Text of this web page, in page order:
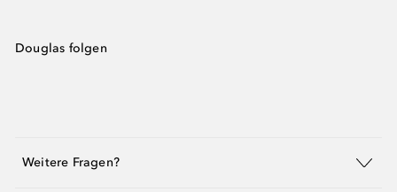
Douglas folgen
Weitere Fragen?